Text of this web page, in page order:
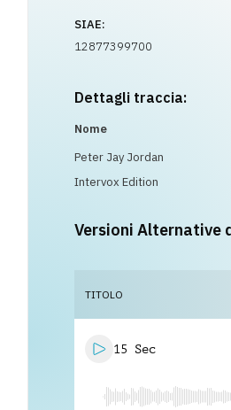
SIAE:
12877399700
Dettagli traccia:
Nome
Peter Jay Jordan
Intervox Edition
Versioni Alternative
TITOLO
15 Sec